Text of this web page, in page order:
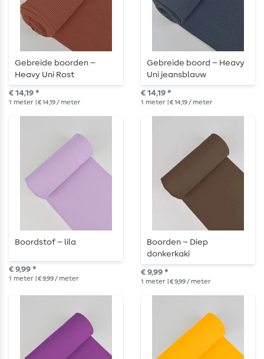
Gebreide boorden –
Heavy Uni Rost
€ 14,19 *
1 meter | € 14,19 / meter
Gebreide boord – Heavy
Uni jeansblauw
gemêleerd
€ 14,19 *
1 meter | € 14,19 / meter
Boordstof – lila
€ 9,99 *
1 meter | € 9,99 / meter
Boorden – Diep
donkerkaki
€ 9,99 *
1 meter | € 9,99 / meter